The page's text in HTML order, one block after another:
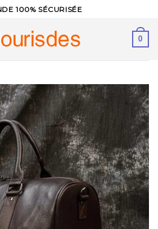
100% SÉCURISÉE
0